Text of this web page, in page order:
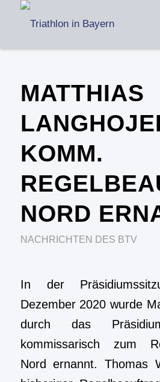
MATTHIAS
KOMM.
NORD
NACHRICHTEN DES BTV
In der
Dezember 2020 wurde
durch das
kommissarisch zum
Nord ernannt. Thomas